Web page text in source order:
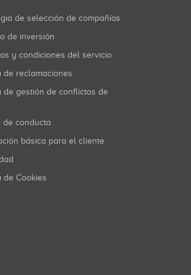
de selección de compañías
de inversión
y condiciones del servicio
de reclamaciones
de conducta
básica para el cliente
de Cookies